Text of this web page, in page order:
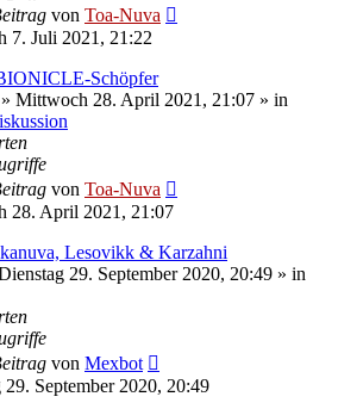
von Toa-Nuva
7. Juli 2021, 21:22
Schöpfer
» Mittwoch 28. April 2021, 21:07 » in
von Toa-Nuva
28. April 2021, 21:07
Lesovikk & Karzahni
29. September 2020, 20:49 » in
von Mexbot
29. September 2020, 20:49